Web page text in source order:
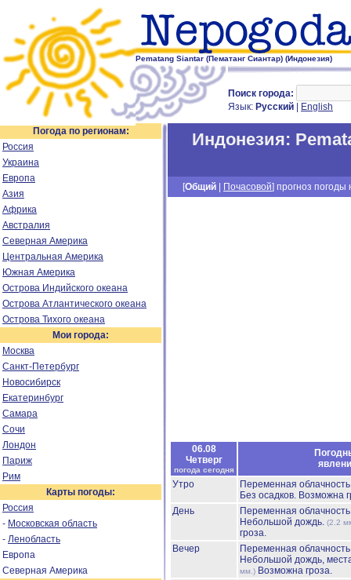
Pematang Siantar (Пематанг Сиантар) (Индонезия)
Поиск города:
Язык: Русский English
Погода по регионам:
Россия
Украина
Европа
Азия
Африка
Австралия
Северная Америка
Центральная Америка
Южная Америка
Острова Индийского океана
Острова Атлантического океана
Острова Тихого океана
Мои города:
Москва
Санкт-Петербург
Новосибирск
Екатеринбург
Самара
Сочи
Лондон
Париж
Рим
Карты погоды:
Россия
- Московская область
- Ленобласть
Европа
Северная Америка
Индонезия:
[Общий Почасовой] прогноз погоды
06.08
Четверг
погода сегодня
Утро
Переменная
Без осадков. Возможна
День
Переменная
Небольшой дождь. (2.2
гроза.
Вечер
Переменная
Небольшой дождь,
мм.) Возможна гроза.